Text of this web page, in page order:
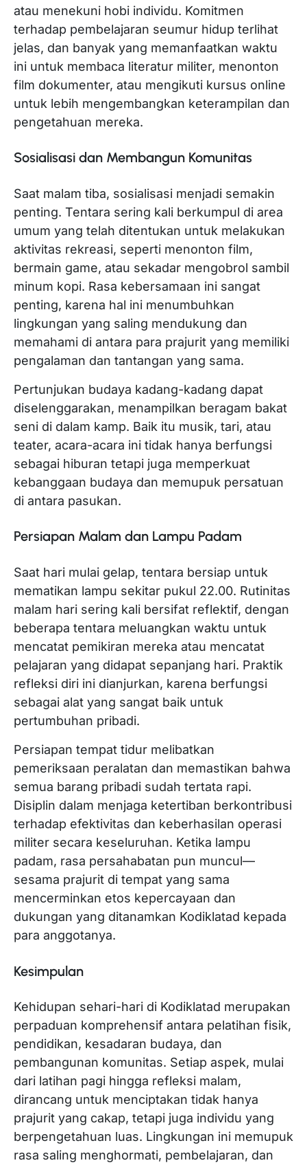
atau menekuni hobi individu. Komitmen
terhadap pembelajaran seumur hidup terlihat
jelas, dan banyak yang memanfaatkan waktu
ini untuk membaca literatur militer, menonton
film dokumenter, atau mengikuti kursus online
untuk lebih mengembangkan keterampilan dan
pengetahuan mereka.
Sosialisasi dan Membangun Komunitas
Saat malam tiba, sosialisasi menjadi semakin
penting. Tentara sering kali berkumpul di area
umum yang telah ditentukan untuk melakukan
aktivitas rekreasi, seperti menonton film,
bermain game, atau sekadar mengobrol sambil
minum kopi. Rasa kebersamaan ini sangat
penting, karena hal ini menumbuhkan
lingkungan yang saling mendukung dan
memahami di antara para prajurit yang memiliki
pengalaman dan tantangan yang sama.
Pertunjukan budaya kadang-kadang dapat
diselenggarakan, menampilkan beragam bakat
seni di dalam kamp. Baik itu musik, tari, atau
teater, acara-acara ini tidak hanya berfungsi
sebagai hiburan tetapi juga memperkuat
kebanggaan budaya dan memupuk persatuan
di antara pasukan.
Persiapan Malam dan Lampu Padam
Saat hari mulai gelap, tentara bersiap untuk
mematikan lampu sekitar pukul 22.00. Rutinitas
malam hari sering kali bersifat reflektif, dengan
beberapa tentara meluangkan waktu untuk
mencatat pemikiran mereka atau mencatat
pelajaran yang didapat sepanjang hari. Praktik
refleksi diri ini dianjurkan, karena berfungsi
sebagai alat yang sangat baik untuk
pertumbuhan pribadi.
Persiapan tempat tidur melibatkan
pemeriksaan peralatan dan memastikan bahwa
semua barang pribadi sudah tertata rapi.
Disiplin dalam menjaga ketertiban berkontribusi
terhadap efektivitas dan keberhasilan operasi
militer secara keseluruhan. Ketika lampu
padam, rasa persahabatan pun muncul—
sesama prajurit di tempat yang sama
mencerminkan etos kepercayaan dan
dukungan yang ditanamkan Kodiklatad kepada
para anggotanya.
Kesimpulan
Kehidupan sehari-hari di Kodiklatad merupakan
perpaduan komprehensif antara pelatihan fisik,
pendidikan, kesadaran budaya, dan
pembangunan komunitas. Setiap aspek, mulai
dari latihan pagi hingga refleksi malam,
dirancang untuk menciptakan tidak hanya
prajurit yang cakap, tetapi juga individu yang
berpengetahuan luas. Lingkungan ini memupuk
rasa saling menghormati, pembelajaran, dan